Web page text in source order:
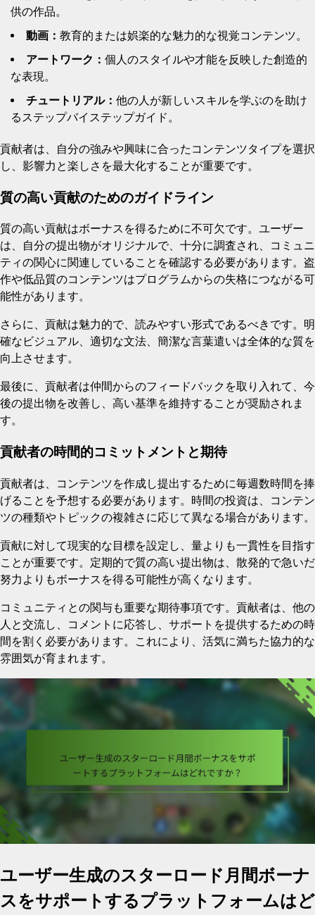
供の作品。
動画： 教育的または娯楽的な魅力的な視覚コンテンツ。
アートワーク： 個人のスタイルや才能を反映した創造的
な表現。
チュートリアル： 他の人が新しいスキルを学ぶのを助け
るステップバイステップガイド。
貢献者は、自分の強みや興味に合ったコンテンツタイプを選択
し、影響力と楽しさを最大化することが重要です。
質の高い貢献のためのガイドライン
質の高い貢献はボーナスを得るために不可欠です。ユーザー
は、自分の提出物がオリジナルで、十分に調査され、コミュニ
ティの関心に関連していることを確認する必要があります。盗
作や低品質のコンテンツはプログラムからの失格につながる可
能性があります。
さらに、貢献は魅力的で、読みやすい形式であるべきです。明
確なビジュアル、適切な文法、簡潔な言葉遣いは全体的な質を
向上させます。
最後に、貢献者は仲間からのフィードバックを取り入れて、今
後の提出物を改善し、高い基準を維持することが奨励されま
す。
貢献者の時間的コミットメントと期待
貢献者は、コンテンツを作成し提出するために毎週数時間を捧
げることを予想する必要があります。時間の投資は、コンテン
ツの種類やトピックの複雑さに応じて異なる場合があります。
貢献に対して現実的な目標を設定し、量よりも一貫性を目指す
ことが重要です。定期的で質の高い提出物は、散発的で急いだ
努力よりもボーナスを得る可能性が高くなります。
コミュニティとの関与も重要な期待事項です。貢献者は、他の
人と交流し、コメントに応答し、サポートを提供するための時
間を割く必要があります。これにより、活気に満ちた協力的な
雰囲気が育まれます。
ユーザー生成のスターロード月間ボーナ
スをサポートするプラットフォームはど